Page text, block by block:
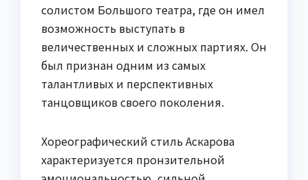
солистом Большого театра, где он имел
возможность выступать в
величественных и сложных партиях. Он
был признан одним из самых
талантливых и перспективных
танцовщиков своего поколения.
Хореографический стиль Аскарова
характеризуется пронзительной